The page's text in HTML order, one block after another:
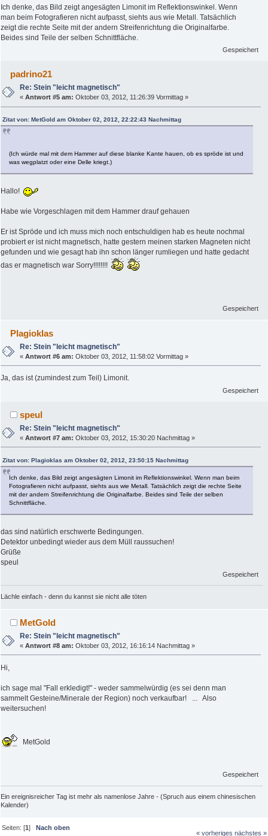
Ich denke, das Bild zeigt angesägten Limonit im Reflektionswinkel. Wenn
man beim Fotografieren nicht aufpasst, siehts aus wie Metall. Tatsächlich
zeigt die rechte Seite mit der andern Streifenrichtung die Originalfarbe.
Beides sind Teile der selben Schnittfläche.
Gespeichert
padrino21
Re: Stein "leicht magnetisch"
«Antwort #5 am: Oktober 03, 2012, 11:26:39 Vormittag »
Zitat von: MetGold am Oktober 02, 2012, 22:22:43 Nachmittag
(Ich würde mal mit dem Hammer auf diese blanke Kante hauen, ob es spröde ist und
was wegplatzt oder eine Delle kriegt.)
Hallo!
Habe wie Vorgeschlagen mit dem Hammer drauf gehauen
Er ist Spröde und ich muss mich noch entschuldigen hab es heute nochmal
probiert er ist nicht magnetisch, hatte gestern meinen starken Magneten nicht
gefunden und wie gesagt hab ihn schon länger rumliegen und hatte gedacht
das er magnetisch war Sorry!!!!!!!!
Gespeichert
Plagioklas
Re: Stein "leicht magnetisch"
«Antwort #6 am: Oktober 03, 2012, 11:58:02 Vormittag »
Ja, das ist (zumindest zum Teil) Limonit.
Gespeichert
speul
Re: Stein "leicht magnetisch"
«Antwort #7 am: Oktober 03, 2012, 15:30:20 Nachmittag »
Zitat von: Plagioklas am Oktober 02, 2012, 23:50:15 Nachmittag
Ich denke, das Bild zeigt angesägten Limonit im Reflektionswinkel. Wenn man beim
Fotografieren nicht aufpasst, siehts aus wie Metall. Tatsächlich zeigt die rechte Seite
mit der andern Streifenrichtung die Originalfarbe. Beides sind Teile der selben
Schnittfläche.
das sind natürlich erschwerte Bedingungen.
Detektor unbedingt wieder aus dem Müll raussuchen!
Grüße
speul
Gespeichert
Lächle einfach - denn du kannst sie nicht alle töten
MetGold
Re: Stein "leicht magnetisch"
«Antwort #8 am: Oktober 03, 2012, 16:16:14 Nachmittag »
Hi,
ich sage mal "Fall erkledigt!" - weder sammelwürdig (es sei denn man
sammelt Gesteine/Minerale der Region) noch verkaufbar! ... Also
weitersuchen!
MetGold
Gespeichert
Ein ereignisreicher Tag ist mehr als namenlose Jahre - (Spruch aus einem chinesischen
Kalender)
Seiten: [1] Nach oben
« vorheriges nächstes »